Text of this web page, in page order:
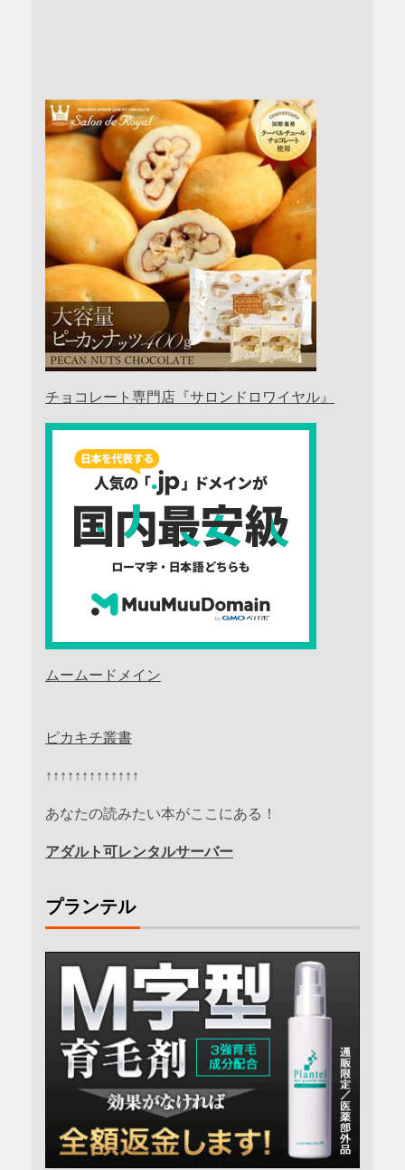
チョコレート専門店『サロンドロワイヤル』
ムームードメイン
ピカキチ叢書
↑↑↑↑↑↑↑↑↑↑↑↑↑
あなたの読みたい本がここにある！
アダルト可レンタルサーバー
プランテル